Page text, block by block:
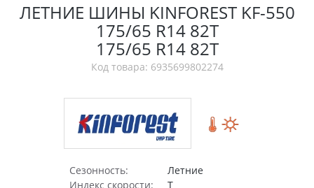
ЛЕТНИЕ ШИНЫ KINFOREST KF-550
175/65 R14 82T
175/65 R14 82T
Код товара: 6935699802274
Сезонность:
Летние
Индекс скорости:
T